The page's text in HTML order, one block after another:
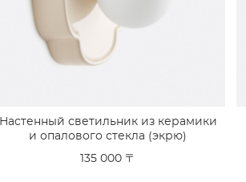
Настенный светильник из керамики
и опалового стекла (экрю)
135 000 〒